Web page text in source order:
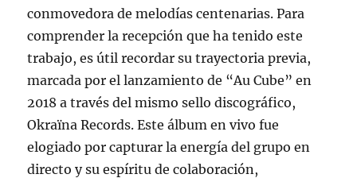
conmovedora de melodías centenarias. Para
comprender la recepción que ha tenido este
trabajo, es útil recordar su trayectoria previa,
marcada por el lanzamiento de “Au Cube” en
2018 a través del mismo sello discográfico,
Okraïna Records. Este álbum en vivo fue
elogiado por capturar la energía del grupo en
directo y su espíritu de colaboración,